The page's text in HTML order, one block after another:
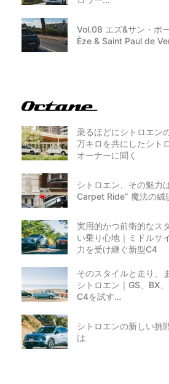
Vol.08 エズ&サン・ポ
Èze & Saint Paul de
乗るほどにシトロエン
万キロを共にしたシト
オーナーに聞く
シトロエン、その魅力
Carpet Ride” 魔法の絨
実用的かつ前衛的なス
い乗り心地｜ミドルサ
力を受け継ぐ新型C4
そのスタイルと走り、
シトロエン｜GS、BX
C4を試す…
シトロエンの新しい挑
は